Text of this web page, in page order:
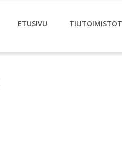
ETUSIVU TILITOIMISTOT